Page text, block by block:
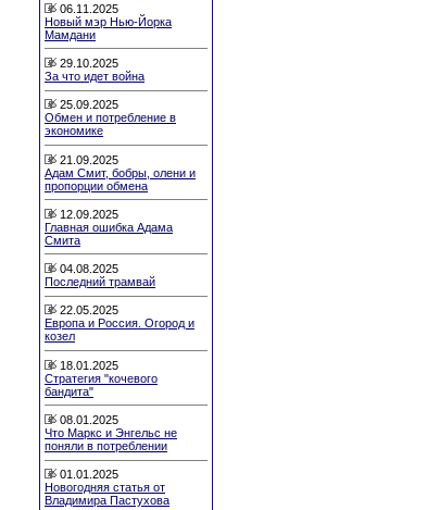
06.11.2025
Новый мэр Нью-Йорка
Мамдани
29.10.2025
За что идет война
25.09.2025
Обмен и потребление в
экономике
21.09.2025
Адам Смит, бобры, олени и
пропорции обмена
12.09.2025
Главная ошибка Адама
Смита
04.08.2025
Последний трамвай
22.05.2025
Европа и Россия. Огород и
козел
18.01.2025
Стратегия "кочевого
бандита"
08.01.2025
Что Маркс и Энгельс не
поняли в потреблении
01.01.2025
Новогодняя статья от
Владимира Пастухова